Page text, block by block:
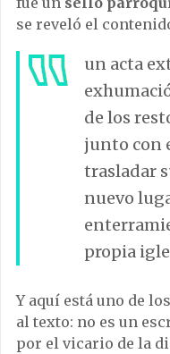
se reveló el
un acta
de los
junto con
trasladar
nuevo
propia
Y aquí está uno de
al texto: no es un
por el vicario de la